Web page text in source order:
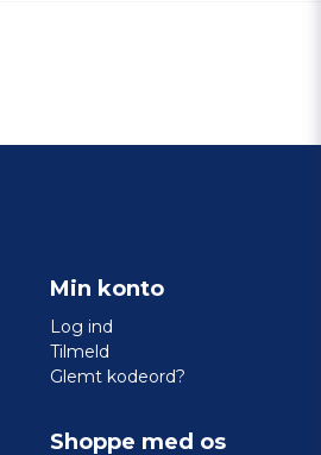
Min konto
Log ind
Tilmeld
Glemt kodeord?
Shoppe med os